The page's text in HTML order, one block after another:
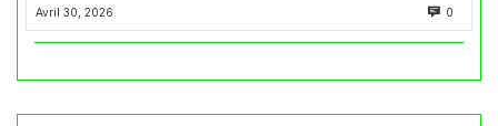
Avril 30, 2026 0